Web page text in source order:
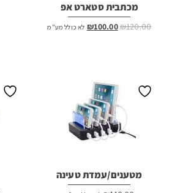
מכתבית סטארט אפ
₪120.00
המחיר ₪100.00 המחיר
לא כולל מע"מ
מטענים/עמדת טעינה